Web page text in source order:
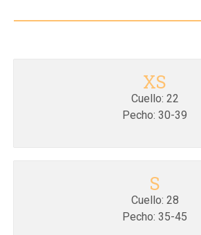
XS
Cuello: 22
Pecho: 30-39
S
Cuello: 28
Pecho: 35-45